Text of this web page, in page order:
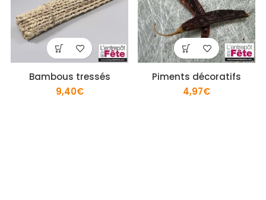
Bambous tressés
9,40€
Piments décoratifs
4,97€